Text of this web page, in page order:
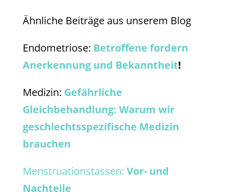
Ähnliche Beiträge aus unserem Blog
Endometriose: Betroffene fordern
Anerkennung und Bekanntheit!
Medizin: Gefährliche
Gleichbehandlung: Warum wir
geschlechtsspezifische Medizin
brauchen
Menstruationstassen: Vor- und
Nachteile